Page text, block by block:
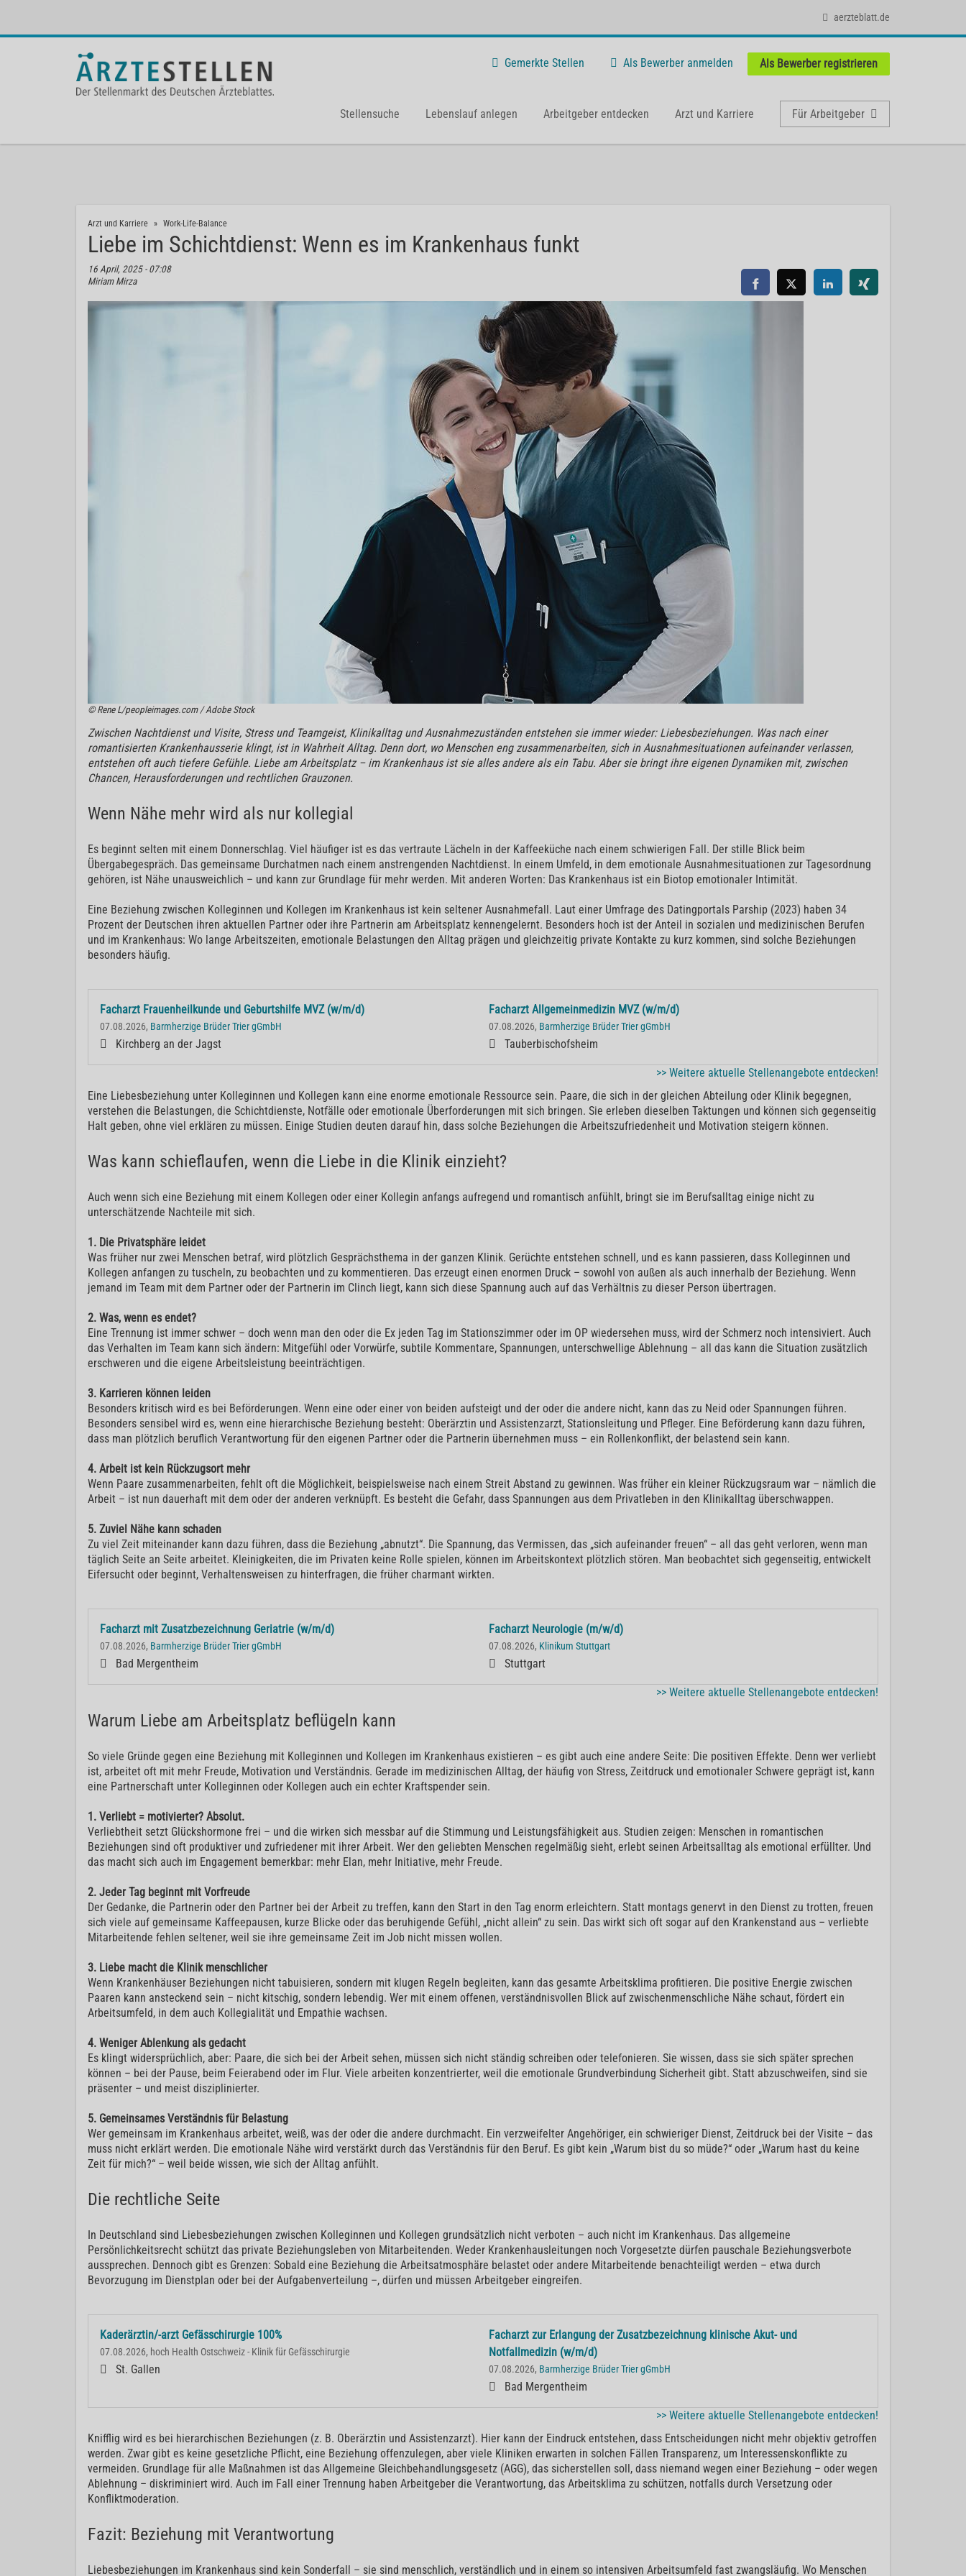
aerzteblatt.de
Gemerkte Stellen Als Bewerber anmelden Als Bewerber registrieren
Stellensuche Lebenslauf anlegen Arbeitgeber entdecken Arzt und Karriere Für Arbeitgeber
Arzt und Karriere Work-Life-Balance
Liebe im Schichtdienst: Wenn es im Krankenhaus funkt
16 April, 2025 - 07:08
Miriam Mirza
© Rene L/peopleimages.com / Adobe Stock
Zwischen Nachtdienst und Visite, Stress und Teamgeist, Klinikalltag und Ausnahmezuständen entstehen sie immer wieder: Liebesbeziehungen. Was nach einer
romantisierten Krankenhausserie klingt, ist in Wahrheit Alltag. Denn dort, wo Menschen eng zusammenarbeiten, sich in Ausnahmesituationen aufeinander verlassen,
entstehen oft auch tiefere Gefühle. Liebe am Arbeitsplatz – im Krankenhaus ist sie alles andere als ein Tabu. Aber sie bringt ihre eigenen Dynamiken mit, zwischen
Chancen, Herausforderungen und rechtlichen Grauzonen.
Wenn Nähe mehr wird als nur kollegial
Es beginnt selten mit einem Donnerschlag. Viel häufiger ist es das vertraute Lächeln in der Kaffeeküche nach einem schwierigen Fall. Der stille Blick beim
Übergabegespräch. Das gemeinsame Durchatmen nach einem anstrengenden Nachtdienst. In einem Umfeld, in dem emotionale Ausnahmesituationen zur Tagesordnung
gehören, ist Nähe unausweichlich – und kann zur Grundlage für mehr werden. Mit anderen Worten: Das Krankenhaus ist ein Biotop emotionaler Intimität.
Eine Beziehung zwischen Kolleginnen und Kollegen im Krankenhaus ist kein seltener Ausnahmefall. Laut einer Umfrage des Datingportals Parship (2023) haben 34
Prozent der Deutschen ihren aktuellen Partner oder ihre Partnerin am Arbeitsplatz kennengelernt. Besonders hoch ist der Anteil in sozialen und medizinischen Berufen
und im Krankenhaus: Wo lange Arbeitszeiten, emotionale Belastungen den Alltag prägen und gleichzeitig private Kontakte zu kurz kommen, sind solche Beziehungen
besonders häufig.
Facharzt Frauenheilkunde und Geburtshilfe MVZ (w/m/d)
07.08.2026, Barmherzige Brüder Trier gGmbH
Kirchberg an der Jagst
Facharzt Allgemeinmedizin MVZ (w/m/d)
07.08.2026, Barmherzige Brüder Trier gGmbH
Tauberbischofsheim
>> Weitere aktuelle Stellenangebote entdecken!
Eine Liebesbeziehung unter Kolleginnen und Kollegen kann eine enorme emotionale Ressource sein. Paare, die sich in der gleichen Abteilung oder Klinik begegnen,
verstehen die Belastungen, die Schichtdienste, Notfälle oder emotionale Überforderungen mit sich bringen. Sie erleben dieselben Taktungen und können sich gegenseitig
Halt geben, ohne viel erklären zu müssen. Einige Studien deuten darauf hin, dass solche Beziehungen die Arbeitszufriedenheit und Motivation steigern können.
Was kann schieflaufen, wenn die Liebe in die Klinik einzieht?
Auch wenn sich eine Beziehung mit einem Kollegen oder einer Kollegin anfangs aufregend und romantisch anfühlt, bringt sie im Berufsalltag einige nicht zu
unterschätzende Nachteile mit sich.
1. Die Privatsphäre leidet
Was früher nur zwei Menschen betraf, wird plötzlich Gesprächsthema in der ganzen Klinik. Gerüchte entstehen schnell, und es kann passieren, dass Kolleginnen und
Kollegen anfangen zu tuscheln, zu beobachten und zu kommentieren. Das erzeugt einen enormen Druck – sowohl von außen als auch innerhalb der Beziehung. Wenn
jemand im Team mit dem Partner oder der Partnerin im Clinch liegt, kann sich diese Spannung auch auf das Verhältnis zu dieser Person übertragen.
2. Was, wenn es endet?
Eine Trennung ist immer schwer – doch wenn man den oder die Ex jeden Tag im Stationszimmer oder im OP wiedersehen muss, wird der Schmerz noch intensiviert. Auch
das Verhalten im Team kann sich ändern: Mitgefühl oder Vorwürfe, subtile Kommentare, Spannungen, unterschwellige Ablehnung – all das kann die Situation zusätzlich
erschweren und die eigene Arbeitsleistung beeinträchtigen.
3. Karrieren können leiden
Besonders kritisch wird es bei Beförderungen. Wenn eine oder einer von beiden aufsteigt und der oder die andere nicht, kann das zu Neid oder Spannungen führen.
Besonders sensibel wird es, wenn eine hierarchische Beziehung besteht: Oberärztin und Assistenzarzt, Stationsleitung und Pfleger. Eine Beförderung kann dazu führen,
dass man plötzlich beruflich Verantwortung für den eigenen Partner oder die Partnerin übernehmen muss – ein Rollenkonflikt, der belastend sein kann.
4. Arbeit ist kein Rückzugsort mehr
Wenn Paare zusammenarbeiten, fehlt oft die Möglichkeit, beispielsweise nach einem Streit Abstand zu gewinnen. Was früher ein kleiner Rückzugsraum war – nämlich die
Arbeit – ist nun dauerhaft mit dem oder der anderen verknüpft. Es besteht die Gefahr, dass Spannungen aus dem Privatleben in den Klinikalltag überschwappen.
5. Zuviel Nähe kann schaden
Zu viel Zeit miteinander kann dazu führen, dass die Beziehung „abnutzt“. Die Spannung, das Vermissen, das „sich aufeinander freuen“ – all das geht verloren, wenn man
täglich Seite an Seite arbeitet. Kleinigkeiten, die im Privaten keine Rolle spielen, können im Arbeitskontext plötzlich stören. Man beobachtet sich gegenseitig, entwickelt
Eifersucht oder beginnt, Verhaltensweisen zu hinterfragen, die früher charmant wirkten.
Facharzt mit Zusatzbezeichnung Geriatrie (w/m/d)
07.08.2026, Barmherzige Brüder Trier gGmbH
Bad Mergentheim
Facharzt Neurologie (m/w/d)
07.08.2026, Klinikum Stuttgart
Stuttgart
>> Weitere aktuelle Stellenangebote entdecken!
Warum Liebe am Arbeitsplatz beflügeln kann
So viele Gründe gegen eine Beziehung mit Kolleginnen und Kollegen im Krankenhaus existieren – es gibt auch eine andere Seite: Die positiven Effekte. Denn wer verliebt
ist, arbeitet oft mit mehr Freude, Motivation und Verständnis. Gerade im medizinischen Alltag, der häufig von Stress, Zeitdruck und emotionaler Schwere geprägt ist, kann
eine Partnerschaft unter Kolleginnen oder Kollegen auch ein echter Kraftspender sein.
1. Verliebt = motivierter? Absolut.
Verliebtheit setzt Glückshormone frei – und die wirken sich messbar auf die Stimmung und Leistungsfähigkeit aus. Studien zeigen: Menschen in romantischen
Beziehungen sind oft produktiver und zufriedener mit ihrer Arbeit. Wer den geliebten Menschen regelmäßig sieht, erlebt seinen Arbeitsalltag als emotional erfüllter. Und
das macht sich auch im Engagement bemerkbar: mehr Elan, mehr Initiative, mehr Freude.
2. Jeder Tag beginnt mit Vorfreude
Der Gedanke, die Partnerin oder den Partner bei der Arbeit zu treffen, kann den Start in den Tag enorm erleichtern. Statt montags genervt in den Dienst zu trotten, freuen
sich viele auf gemeinsame Kaffeepausen, kurze Blicke oder das beruhigende Gefühl, „nicht allein“ zu sein. Das wirkt sich oft sogar auf den Krankenstand aus – verliebte
Mitarbeitende fehlen seltener, weil sie ihre gemeinsame Zeit im Job nicht missen wollen.
3. Liebe macht die Klinik menschlicher
Wenn Krankenhäuser Beziehungen nicht tabuisieren, sondern mit klugen Regeln begleiten, kann das gesamte Arbeitsklima profitieren. Die positive Energie zwischen
Paaren kann ansteckend sein – nicht kitschig, sondern lebendig. Wer mit einem offenen, verständnisvollen Blick auf zwischenmenschliche Nähe schaut, fördert ein
Arbeitsumfeld, in dem auch Kollegialität und Empathie wachsen.
4. Weniger Ablenkung als gedacht
Es klingt widersprüchlich, aber: Paare, die sich bei der Arbeit sehen, müssen sich nicht ständig schreiben oder telefonieren. Sie wissen, dass sie sich später sprechen
können – bei der Pause, beim Feierabend oder im Flur. Viele arbeiten konzentrierter, weil die emotionale Grundverbindung Sicherheit gibt. Statt abzuschweifen, sind sie
präsenter – und meist disziplinierter.
5. Gemeinsames Verständnis für Belastung
Wer gemeinsam im Krankenhaus arbeitet, weiß, was der oder die andere durchmacht. Ein verzweifelter Angehöriger, ein schwieriger Dienst, Zeitdruck bei der Visite – das
muss nicht erklärt werden. Die emotionale Nähe wird verstärkt durch das Verständnis für den Beruf. Es gibt kein „Warum bist du so müde?“ oder „Warum hast du keine
Zeit für mich?“ – weil beide wissen, wie sich der Alltag anfühlt.
Die rechtliche Seite
In Deutschland sind Liebesbeziehungen zwischen Kolleginnen und Kollegen grundsätzlich nicht verboten – auch nicht im Krankenhaus. Das allgemeine
Persönlichkeitsrecht schützt das private Beziehungsleben von Mitarbeitenden. Weder Krankenhausleitungen noch Vorgesetzte dürfen pauschale Beziehungsverbote
aussprechen. Dennoch gibt es Grenzen: Sobald eine Beziehung die Arbeitsatmosphäre belastet oder andere Mitarbeitende benachteiligt werden – etwa durch
Bevorzugung im Dienstplan oder bei der Aufgabenverteilung –, dürfen und müssen Arbeitgeber eingreifen.
Kaderärztin/-arzt Gefässchirurgie 100%
07.08.2026, hoch Health Ostschweiz - Klinik für Gefässchirurgie
St. Gallen
Facharzt zur Erlangung der Zusatzbezeichnung klinische Akut- und
Notfallmedizin (w/m/d)
07.08.2026, Barmherzige Brüder Trier gGmbH
Bad Mergentheim
>> Weitere aktuelle Stellenangebote entdecken!
Knifflig wird es bei hierarchischen Beziehungen (z. B. Oberärztin und Assistenzarzt). Hier kann der Eindruck entstehen, dass Entscheidungen nicht mehr objektiv getroffen
werden. Zwar gibt es keine gesetzliche Pflicht, eine Beziehung offenzulegen, aber viele Kliniken erwarten in solchen Fällen Transparenz, um Interessenskonflikte zu
vermeiden. Grundlage für alle Maßnahmen ist das Allgemeine Gleichbehandlungsgesetz (AGG), das sicherstellen soll, dass niemand wegen einer Beziehung – oder wegen
Ablehnung – diskriminiert wird. Auch im Fall einer Trennung haben Arbeitgeber die Verantwortung, das Arbeitsklima zu schützen, notfalls durch Versetzung oder
Konfliktmoderation.
Fazit: Beziehung mit Verantwortung
Liebesbeziehungen im Krankenhaus sind kein Sonderfall – sie sind menschlich, verständlich und in einem so intensiven Arbeitsumfeld fast zwangsläufig. Wo Menschen